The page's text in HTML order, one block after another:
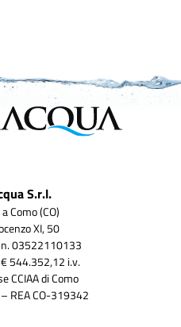
S.r.l.
Como (CO)
XI, 50
n. 03522110133
544.352,12 i.v.
CCIAA di Como
REA CO-319342